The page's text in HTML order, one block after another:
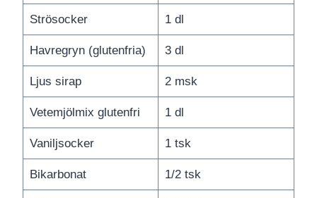
Strösocker 1 dl
Havregryn (glutenfria) 3 dl
Ljus sirap 2 msk
Vetemjölmix glutenfri 1 dl
Vaniljsocker 1 tsk
Bikarbonat 1/2 tsk